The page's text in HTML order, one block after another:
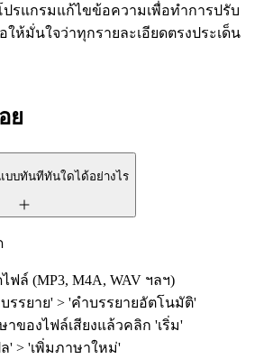
รแกรมแก้ไขข้อความเพื่อทำการปรับ
ให้มั่นใจว่าทุกรายละเอียดตรงประเด็น
ย
บบทันทีทันใดได้อย่างไร
ฟล์ (MP3, M4A, WAV ฯลฯ)
รรยาย' > 'คำบรรยายอัตโนมัติ'
าของไฟล์เสียงแล้วคลิก 'เริ่ม'
' > 'เพิ่มภาษาใหม่'